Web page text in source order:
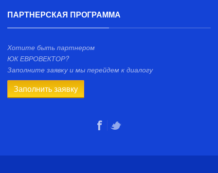
ПАРТНЕРСКАЯ ПРОГРАММА
Хотите быть партнером
ЮК ЕВРОВЕКТОР?
Заполните заявку и мы перейдем к диалогу
Заполнить заявку